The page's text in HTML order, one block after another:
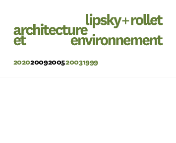
20202009200520031999